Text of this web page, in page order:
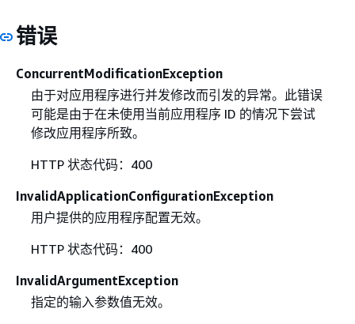
错误
ConcurrentModificationException
由于对应用程序进行并发修改而引发的异常。此错误
可能是由于在未使用当前应用程序 ID 的情况下尝试
修改应用程序所致。
HTTP 状态代码：400
InvalidApplicationConfigurationException
用户提供的应用程序配置无效。
HTTP 状态代码：400
InvalidArgumentException
指定的输入参数值无效。